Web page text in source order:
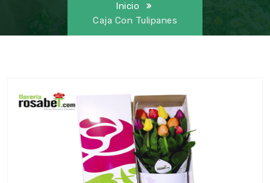
Inicio
Caja Con Tulipanes